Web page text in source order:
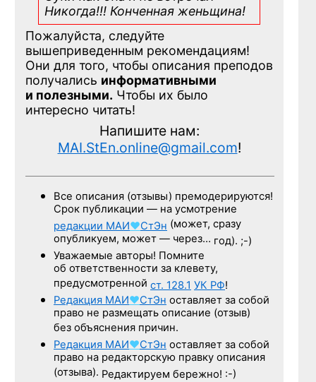
Никогда!!! Конченная женьщина!
Пожалуйста, следуйте
вышеприведенным рекомендациям!
Они для того, чтобы описания преподов
получались информативными
и полезными. Чтобы их было
интересно читать!
Напишите нам:
MAI.StEn.online@gmail.com!
Все описания (отзывы) премодерируются!
Срок публикации — на усмотрение
редакции МАИ♥СтЭн (может, сразу
опубликуем, может — через… год). ;-)
Уважаемые авторы! Помните
об ответственности за клевету,
предусмотренной ст. 128.1 УК РФ!
Редакция МАИ♥СтЭн оставляет за собой
право не размещать описание (отзыв)
без объяснения причин.
Редакция МАИ♥СтЭн оставляет за собой
право на редакторскую правку описания
(отзыва). Редактируем бережно! :-)